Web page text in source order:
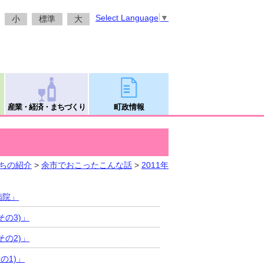
小 標準 大 Select Language ▼
産業・経済・まちづくり 町政情報
の紹介 > 余市でおこったこんな話 > 2011年
」
3)」
2)」
1)」